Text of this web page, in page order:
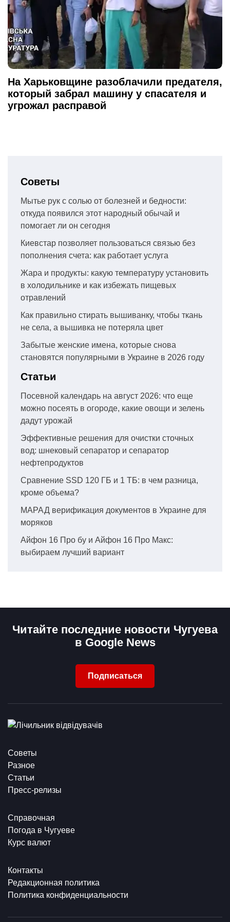
На Харьковщине разоблачили предателя,
который забрал машину у спасателя и
угрожал расправой
Советы
Мытье рук с солью от болезней и бедности:
откуда появился этот народный обычай и
помогает ли он сегодня
Киевстар позволяет пользоваться связью без
пополнения счета: как работает услуга
Жара и продукты: какую температуру установить
в холодильнике и как избежать пищевых
отравлений
Как правильно стирать вышиванку, чтобы ткань
не села, а вышивка не потеряла цвет
Забытые женские имена, которые снова
становятся популярными в Украине в 2026 году
Статьи
Посевной календарь на август 2026: что еще
можно посеять в огороде, какие овощи и зелень
дадут урожай
Эффективные решения для очистки сточных
вод: шнековый сепаратор и сепаратор
нефтепродуктов
Сравнение SSD 120 ГБ и 1 ТБ: в чем разница,
кроме объема?
МАРАД верификация документов в Украине для
моряков
Айфон 16 Про бу и Айфон 16 Про Макс:
выбираем лучший вариант
Читайте последние новости Чугуева
в Google News
Подписаться
Советы
Разное
Статьи
Пресс-релизы
Справочная
Погода в Чугуеве
Курс валют
Контакты
Редакционная политика
Политика конфиденциальности